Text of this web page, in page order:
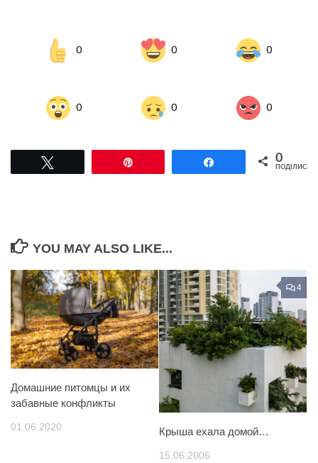
0 0 0
0 0 0
Поділитися0
ПОДІЛИСЬ
YOU MAY ALSO LIKE...
Домашние питомцы и их
забавные конфликты
01.06.2020
4
Крыша ехала домой…
15.06.2006